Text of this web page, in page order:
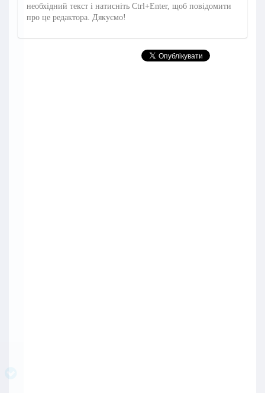
необхідний текст і натисніть Ctrl+Enter, щоб повідомити
про це редактора. Дякуємо!